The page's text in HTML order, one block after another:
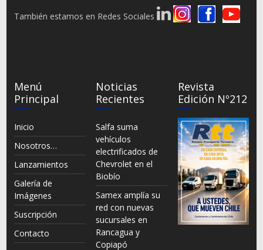
También estamos en Redes Sociales
Menú
Principal
Inicio
Nosotros…
Lanzamientos
Galería de
Imágenes
Suscripción
Contacto
Noticias
Recientes
Salfa suma
vehículos
electrificados de
Chevrolet en el
Biobío
Samex amplía su
red con nuevas
sucursales en
Rancagua y
Copiapó
Revista
Edición Nº212